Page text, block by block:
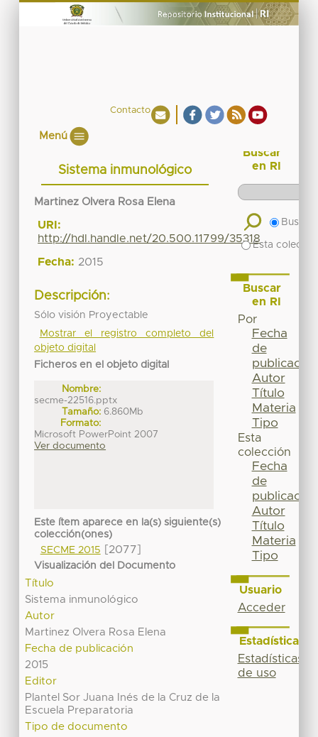
Contacto
Menú
Sistema inmunológico
Martinez Olvera Rosa Elena
URI:
http://hdl.handle.net/20.500.11799/35318
Fecha: 2015
Descripción:
Sólo visión Proyectable
Mostrar el registro completo del
objeto digital
Ficheros en el objeto digital
Nombre:
secme-22516.pptx
Tamaño: 6.860Mb
Formato:
Microsoft PowerPoint 2007
Ver documento
Este ítem aparece en la(s) siguiente(s)
colección(ones)
SECME 2015
[2077]
Visualización del Documento
Título
Sistema inmunológico
Autor
Martinez Olvera Rosa Elena
Fecha de publicación
2015
Editor
Plantel Sor Juana Inés de la Cruz de la
Escuela Preparatoria
Tipo de documento
Buscar
en RI
Buscar
Esta
Buscar
en RI
Por
Fecha
de
publicación
Autor
Título
Materia
Tipo
Esta
colección
Fecha
de
publicación
Autor
Título
Materia
Tipo
Usuario
Acceder
Estadísticas
Estadísticas
de uso